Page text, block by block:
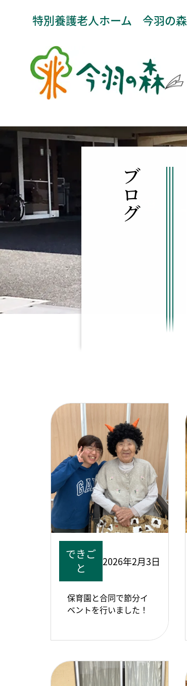
特別養護老人ホーム 今羽の森
ブログ
できご
と
2026年2月3日
保育園と合同で節分イ
ベントを行いました！